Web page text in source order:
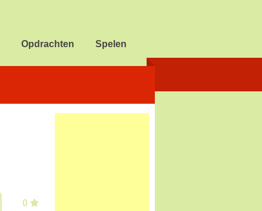
Opdrachten Spelen
0